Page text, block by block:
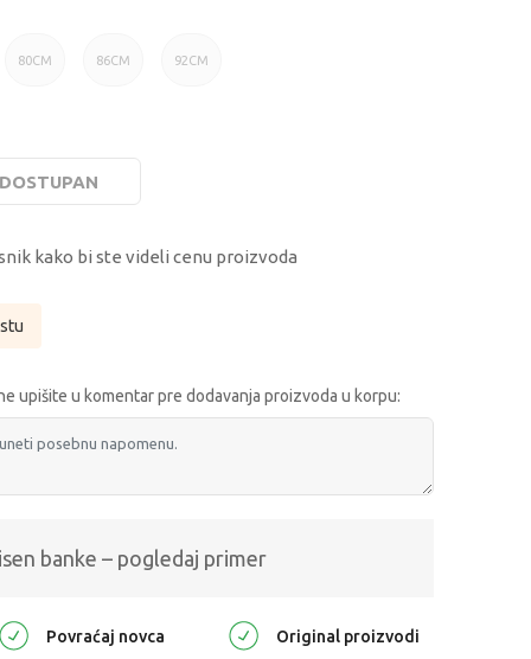
80CM 86CM 92CM
kako bi ste videli cenu proizvoda
upišite u komentar pre dodavanja proizvoda u korpu:
banke – pogledaj primer
Povraćaj novca Original proizvodi